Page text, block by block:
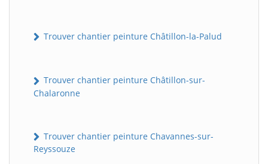
Trouver chantier peinture Châtillon-la-Palud
Trouver chantier peinture Châtillon-sur-
Chalaronne
Trouver chantier peinture Chavannes-sur-
Reyssouze